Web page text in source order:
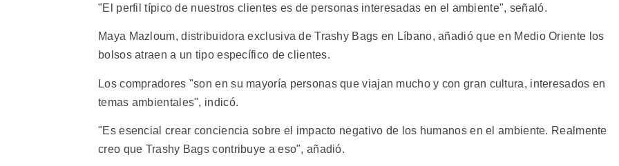
"El perfil típico de nuestros clientes es de personas interesadas en el ambiente", señaló.
Maya Mazloum, distribuidora exclusiva de Trashy Bags en Líbano, añadió que en Medio Oriente los
bolsos atraen a un tipo específico de clientes.
Los compradores "son en su mayoría personas que viajan mucho y con gran cultura, interesados en
temas ambientales", indicó.
"Es esencial crear conciencia sobre el impacto negativo de los humanos en el ambiente. Realmente
creo que Trashy Bags contribuye a eso", añadió.